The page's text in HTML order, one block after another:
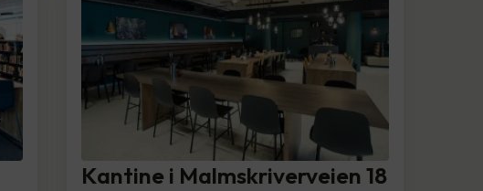
Kantine i Malmskriverveien 18